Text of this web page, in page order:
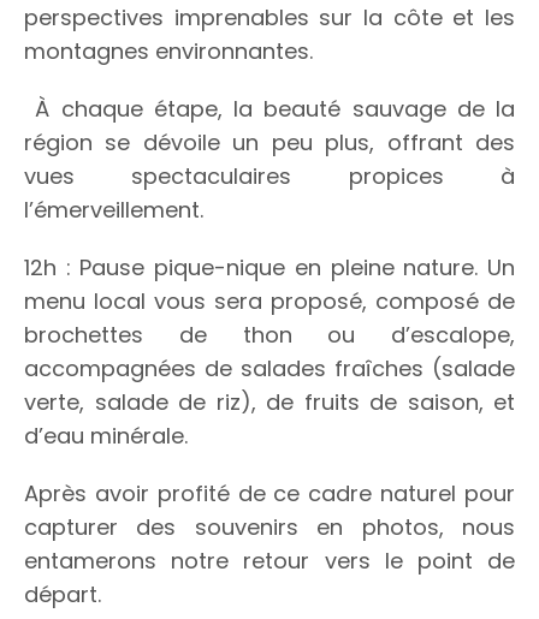
perspectives imprenables sur la côte et les
montagnes environnantes.
À chaque étape, la beauté sauvage de la
région se dévoile un peu plus, offrant des
vues spectaculaires propices à
l’émerveillement.
12h : Pause pique-nique en pleine nature. Un
menu local vous sera proposé, composé de
brochettes de thon ou d’escalope,
accompagnées de salades fraîches (salade
verte, salade de riz), de fruits de saison, et
d’eau minérale.
Après avoir profité de ce cadre naturel pour
capturer des souvenirs en photos, nous
entamerons notre retour vers le point de
départ.